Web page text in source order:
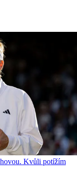
Kvůli potížím